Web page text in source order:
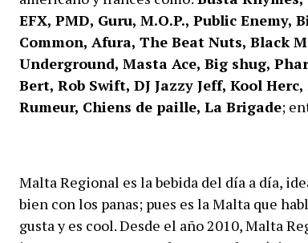
EFX, PMD, Guru, M.O.P., Public Enemy,
Common, Afura, The Beat Nuts, Black
Underground, Masta Ace, Big shug,
Bert, Rob Swift, DJ Jazzy Jeff, Kool
Rumeur, Chiens de paille, La Brigade;
Malta Regional es la bebida del día a día,
bien con los panas; pues es la Malta que
gusta y es cool. Desde el año 2010, Malta